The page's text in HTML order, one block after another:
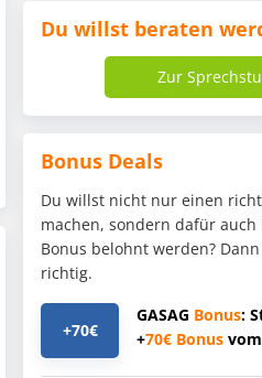
Du willst beraten
Zur
Bonus Deals
Du willst nicht nur einen
machen, sondern dafür
Bonus belohnt werden?
richtig.
+70€
GASAG Bonus:
+70€ Bonus